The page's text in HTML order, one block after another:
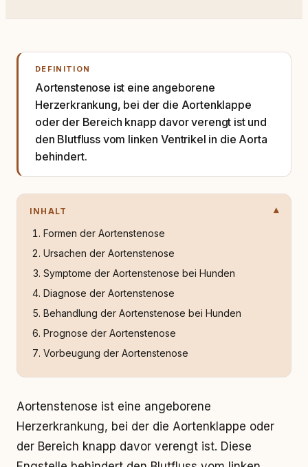
DEFINITION
Aortenstenose ist eine angeborene
Herzerkrankung, bei der die Aortenklappe
oder der Bereich knapp davor verengt ist und
den Blutfluss vom linken Ventrikel in die Aorta
behindert.
INHALT
Formen der Aortenstenose
Ursachen der Aortenstenose
Symptome der Aortenstenose bei Hunden
Diagnose der Aortenstenose
Behandlung der Aortenstenose bei Hunden
Prognose der Aortenstenose
Vorbeugung der Aortenstenose
Aortenstenose ist eine angeborene
Herzerkrankung, bei der die Aortenklappe oder
der Bereich knapp davor verengt ist. Diese